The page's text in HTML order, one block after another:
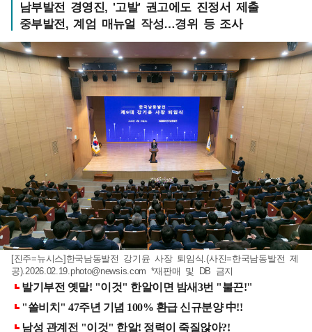
남부발전 경영진, '고발' 권고에도 진정서 제출
중부발전, 계엄 매뉴얼 작성…경위 등 조사
[진주=뉴시스]한국남동발전 강기윤 사장 퇴임식.(사진=한국남동발전 제
공).2026.02.19.photo@newsis.com *재판매 및 DB 금지